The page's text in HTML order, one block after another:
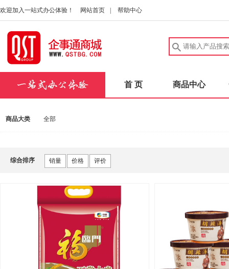
欢迎加入一站式办公体验！ 网站首页 帮助中心
首 页 商品中心
商品大类 全部
综合排序 销量 价格 评价